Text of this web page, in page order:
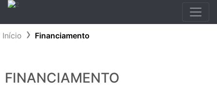
Início Financiamento
FINANCIAMENTO